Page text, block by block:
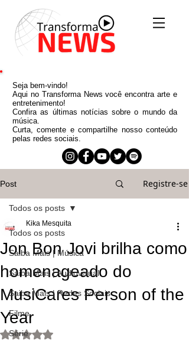
Seja bem-vindo!
Aqui no Transforma News você encontra arte e
entretenimento!
Confira as últimas notícias sobre o mundo da
música.
Curta, comente e compartilhe nosso conteúdo
pelas redes sociais.
Post Registre-se
Todos os posts
Saiba Mais | Música
Saiba Mais | Audiovisual
Saiba Mais | Redes Sociais
Filme
Série
Todos os posts
Jon Bon Jovi brilha como
homenageado do
MusiCares Person of the
Year
Kika Mesquita
Avaliado com NaN de 5 estrelas.